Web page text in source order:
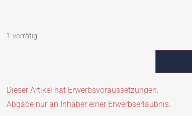
1 vorrätig
Dieser Artikel hat Erwerbsvoraussetzungen.
Abgabe nur an Inhaber einer Erwerbserlaubnis.